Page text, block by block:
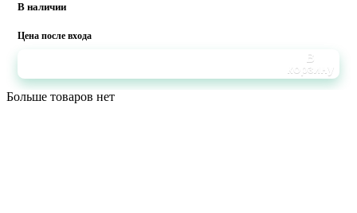
В наличии
Цена после входа
В
корзину
Больше товаров нет